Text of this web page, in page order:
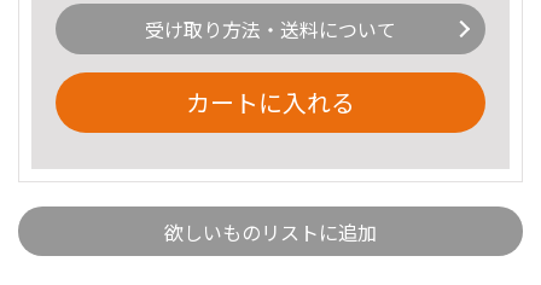
受け取り方法・送料について
カートに入れる
欲しいものリストに追加